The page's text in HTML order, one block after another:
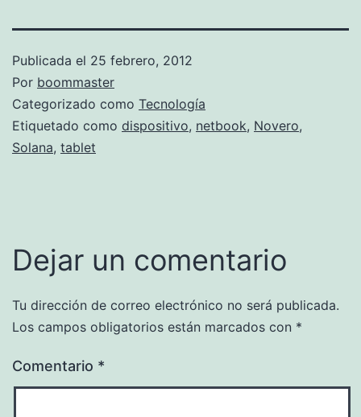
Publicada el 25 febrero, 2012
Por boommaster
Categorizado como Tecnología
Etiquetado como dispositivo, netbook, Novero,
Solana, tablet
Dejar un comentario
Tu dirección de correo electrónico no será publicada.
Los campos obligatorios están marcados con *
Comentario *